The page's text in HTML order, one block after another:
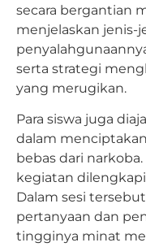
secara bergantian
menjelaskan jenis-
serta strategi
yang merugikan.
Para siswa juga
dalam
bebas dari
kegiatan
Dalam sesi
pertanyaan dan
tingginya minat